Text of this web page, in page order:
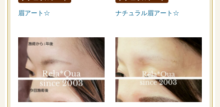
眉アート☆ ナチュラル眉アート☆